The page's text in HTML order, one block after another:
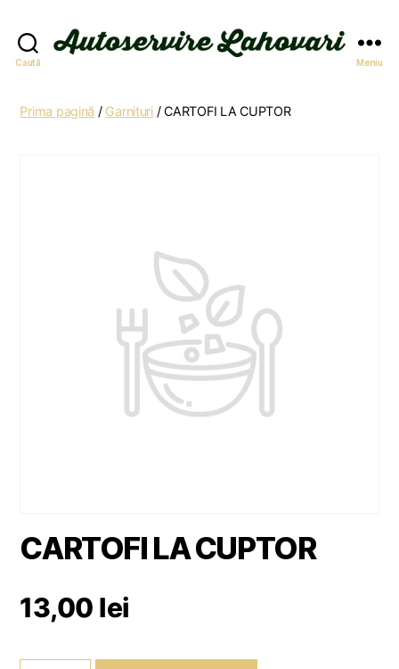
Caută Meniu
Prima pagină / Garnituri/ CARTOFI LA CUPTOR
CARTOFI LA CUPTOR
13,00 lei